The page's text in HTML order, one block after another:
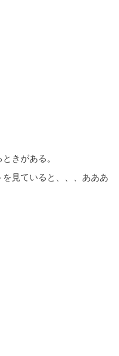
きがある。
見ていると、、、あああ